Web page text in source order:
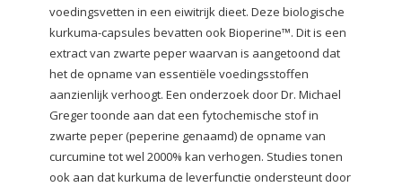
voedingsvetten in een eiwitrijk dieet. Deze biologische
kurkuma-capsules bevatten ook Bioperine™. Dit is een
extract van zwarte peper waarvan is aangetoond dat
het de opname van essentiële voedingsstoffen
aanzienlijk verhoogt. Een onderzoek door Dr. Michael
Greger toonde aan dat een fytochemische stof in
zwarte peper (peperine genaamd) de opname van
curcumine tot wel 2000% kan verhogen. Studies tonen
ook aan dat kurkuma de leverfunctie ondersteunt door